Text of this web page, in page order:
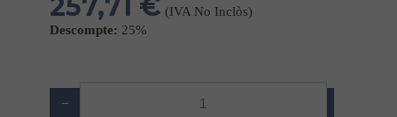
257,71 € (IVA No Inclòs)
Descompte: 25%
−